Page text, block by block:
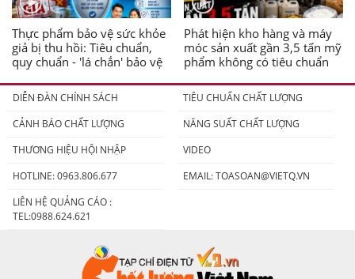
Thực phẩm bảo vệ sức khỏe
giả bị thu hồi: Tiêu chuẩn,
quy chuẩn - 'lá chắn' bảo vệ
Phát hiện kho hàng và máy
móc sản xuất gần 3,5 tấn mỹ
phẩm không có tiêu chuẩn
DIỄN ĐÀN CHÍNH SÁCH
TIÊU CHUẨN CHẤT LƯỢNG
CẢNH BÁO CHẤT LƯỢNG
NĂNG SUẤT CHẤT LƯỢNG
THƯƠNG HIỆU HỘI NHẬP
VIDEO
HOTLINE: 0963.806.677
EMAIL:TOASOAN@VIETQ.VN
LIÊN HỆ QUẢNG CÁO :
TEL:0988.624.621